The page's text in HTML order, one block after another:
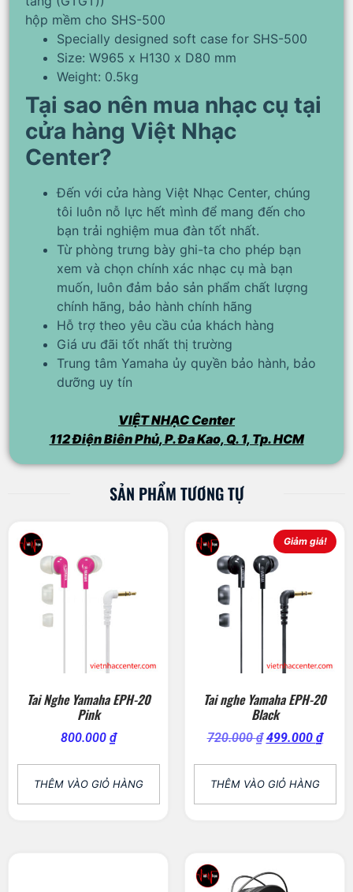
hộp mềm cho SHS-500
Specially designed soft case for SHS-500
Size: W965 x H130 x D80 mm
Weight: 0.5kg
Tại sao nên mua nhạc cụ tại
cửa hàng Việt Nhạc
Center?
Đến với cửa hàng Việt Nhạc Center, chúng
tôi luôn nỗ lực hết mình để mang đến cho
bạn trải nghiệm mua đàn tốt nhất.
Từ phòng trưng bày ghi-ta cho phép bạn
xem và chọn chính xác nhạc cụ mà bạn
muốn, luôn đảm bảo sản phẩm chất lượng
chính hãng, bảo hành chính hãng
Hỗ trợ theo yêu cầu của khách hàng
Giá ưu đãi tốt nhất thị trường
Trung tâm Yamaha ủy quyền bảo hành, bảo
dưỡng uy tín
VIỆT NHẠC Center
112 Điện Biên Phủ, P. Đa Kao, Q. 1, Tp. HCM
SẢN PHẨM TƯƠNG TỰ
Tai Nghe Yamaha EPH-20
Pink
800.000 ₫
THÊM VÀO GIỎ HÀNG
Giảm giá!
Tai nghe Yamaha EPH-20
Black
720.000₫ 499.000 ₫
THÊM VÀO GIỎ HÀNG